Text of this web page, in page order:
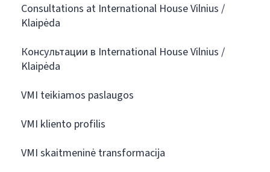
Consultations at International House Vilnius /
Klaipėda
Консультации в International House Vilnius /
Klaipėda
VMI teikiamos paslaugos
VMI kliento profilis
VMI skaitmeninė transformacija